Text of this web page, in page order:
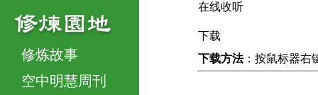
修炼故事
空中明慧周刊
在线收听
下载
下载方法：按鼠标器右